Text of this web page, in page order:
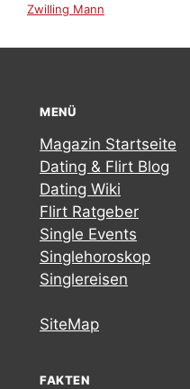
Zwilling Mann
MENÜ
Magazin Startseite
Dating & Flirt Blog
Dating Wiki
Flirt Ratgeber
Single Events
Singlehoroskop
Singlereisen
SiteMap
FAKTEN